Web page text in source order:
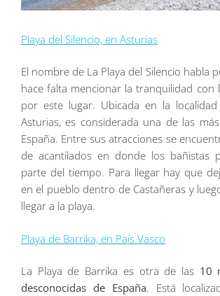
Playa del Silencio, en Asturias
El nombre de La Playa del Silencio habla
hace falta mencionar la tranquilidad con
por este lugar. Ubicada en la localidad
Asturias, es considerada una de las
España. Entre sus atracciones se
de acantilados en donde los bañistas
parte del tiempo. Para llegar hay que
en el pueblo dentro de Castañeras y
llegar a la playa.
Playa de Barrika, en País Vasco
La Playa de Barrika es otra de las 10
desconocidas de España. Está